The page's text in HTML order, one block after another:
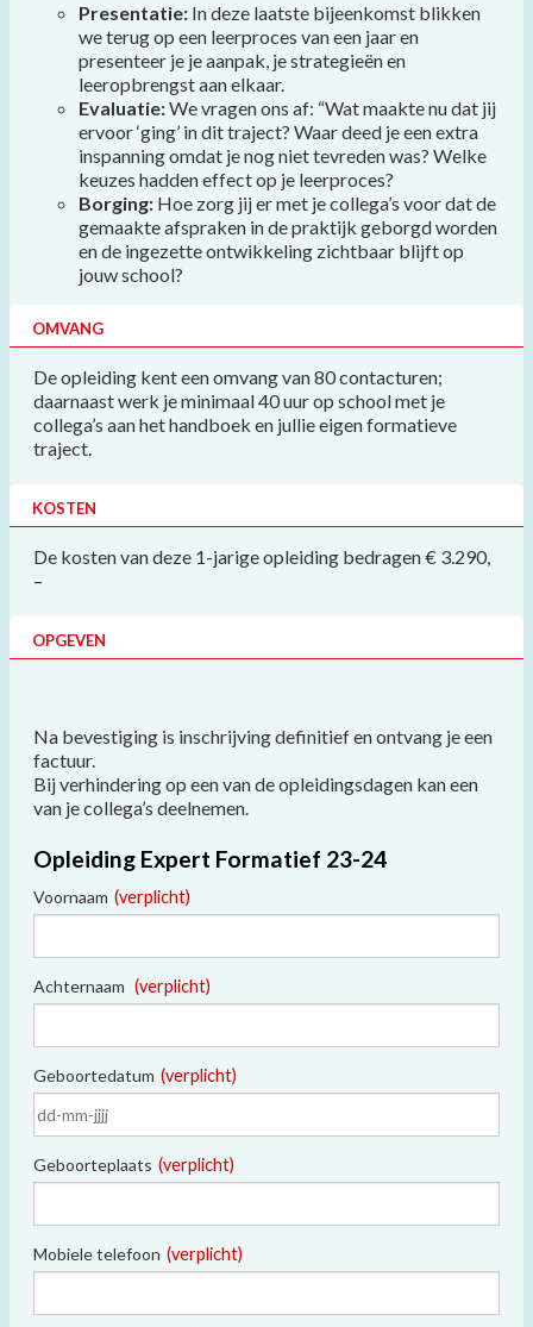
Presentatie: In deze laatste bijeenkomst blikken
we terug op een leerproces van een jaar en
presenteer je je aanpak, je strategieën en
leeropbrengst aan elkaar.
Evaluatie:We vragen ons af: “Wat maakte nu dat jij
ervoor ‘ging’ in dit traject? Waar deed je een extra
inspanning omdat je nog niet tevreden was? Welke
keuzes hadden effect op je leerproces?
Borging:Hoe zorg jij er met je collega’s voor dat de
gemaakte afspraken in de praktijk geborgd worden
en de ingezette ontwikkeling zichtbaar blijft op
jouw school?
OMVANG
De opleiding kent een omvang van 80 contacturen;
daarnaast werk je minimaal 40 uur op school met je
collega’s aan het handboek en jullie eigen formatieve
traject.
KOSTEN
De kosten van deze 1-jarige opleiding bedragen € 3.290,
–
OPGEVEN
Na bevestiging is inschrijving definitief en ontvang je een
factuur.
Bij verhindering op een van de opleidingsdagen kan een
van je collega’s deelnemen.
Opleiding Expert Formatief 23-24
Voornaam (verplicht)
Achternaam (verplicht)
Geboortedatum (verplicht)
Geboorteplaats (verplicht)
Mobiele telefoon (verplicht)